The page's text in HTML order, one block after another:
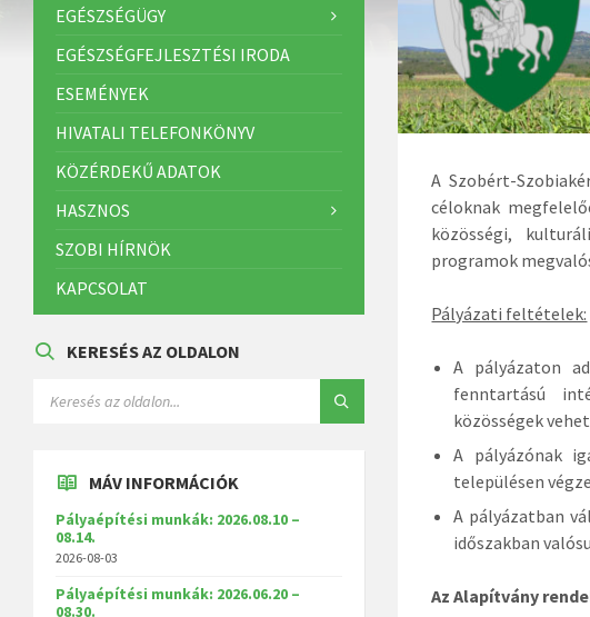
A Szobért-
céloknak
közösségi,
programok
Pályázati feltételek:
A pályázaton
fenntartású
közösségek
A pályázónak
településen
A pályázatban
időszakban
Az Alapítvány
EGÉSZSÉGÜGY
EGÉSZSÉGFEJLESZTÉSI IRODA
ESEMÉNYEK
HIVATALI TELEFONKÖNYV
KÖZÉRDEKŰ ADATOK
HASZNOS
SZOBI HÍRNÖK
KAPCSOLAT
KERESÉS AZ OLDALON
MÁV INFORMÁCIÓK
Pályaépítési munkák: 2026.08.10 –
08.14.
2026-08-03
Pályaépítési munkák: 2026.06.20 –
08.30.